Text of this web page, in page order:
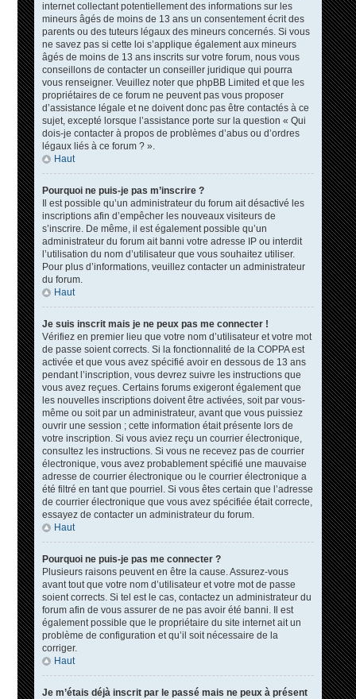
internet collectant potentiellement des informations sur les
mineurs âgés de moins de 13 ans un consentement écrit des
parents ou des tuteurs légaux des mineurs concernés. Si vous
ne savez pas si cette loi s’applique également aux mineurs
âgés de moins de 13 ans inscrits sur votre forum, nous vous
conseillons de contacter un conseiller juridique qui pourra
vous renseigner. Veuillez noter que phpBB Limited et que les
propriétaires de ce forum ne peuvent pas vous proposer
d’assistance légale et ne doivent donc pas être contactés à ce
sujet, excepté lorsque l’assistance porte sur la question « Qui
dois-je contacter à propos de problèmes d’abus ou d’ordres
légaux liés à ce forum ? ».
Haut
Pourquoi ne puis-je pas m’inscrire ?
Il est possible qu’un administrateur du forum ait désactivé les
inscriptions afin d’empêcher les nouveaux visiteurs de
s’inscrire. De même, il est également possible qu’un
administrateur du forum ait banni votre adresse IP ou interdit
l’utilisation du nom d’utilisateur que vous souhaitez utiliser.
Pour plus d’informations, veuillez contacter un administrateur
du forum.
Haut
Je suis inscrit mais je ne peux pas me connecter !
Vérifiez en premier lieu que votre nom d’utilisateur et votre mot
de passe soient corrects. Si la fonctionnalité de la COPPA est
activée et que vous avez spécifié avoir en dessous de 13 ans
pendant l’inscription, vous devrez suivre les instructions que
vous avez reçues. Certains forums exigeront également que
les nouvelles inscriptions doivent être activées, soit par vous-
même ou soit par un administrateur, avant que vous puissiez
ouvrir une session ; cette information était présente lors de
votre inscription. Si vous aviez reçu un courrier électronique,
consultez les instructions. Si vous ne recevez pas de courrier
électronique, vous avez probablement spécifié une mauvaise
adresse de courrier électronique ou le courrier électronique a
été filtré en tant que pourriel. Si vous êtes certain que l’adresse
de courrier électronique que vous avez spécifiée était correcte,
essayez de contacter un administrateur du forum.
Haut
Pourquoi ne puis-je pas me connecter ?
Plusieurs raisons peuvent en être la cause. Assurez-vous
avant tout que votre nom d’utilisateur et votre mot de passe
soient corrects. Si tel est le cas, contactez un administrateur du
forum afin de vous assurer de ne pas avoir été banni. Il est
également possible que le propriétaire du site internet ait un
problème de configuration et qu’il soit nécessaire de la
corriger.
Haut
Je m’étais déjà inscrit par le passé mais ne peux à présent